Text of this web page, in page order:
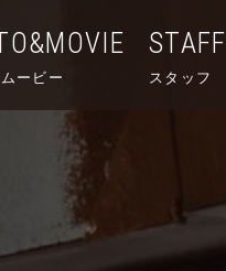
ービー
STAFF
スタッフ